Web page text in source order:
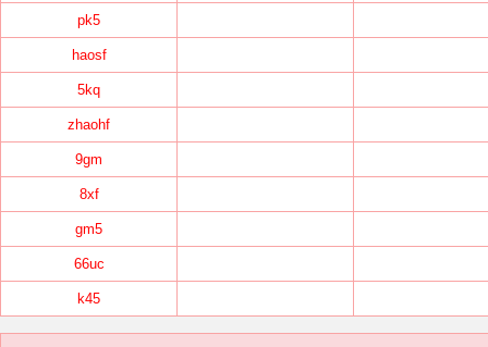
pk5
haosf
5kq
zhaohf
9gm
8xf
gm5
66uc
k45